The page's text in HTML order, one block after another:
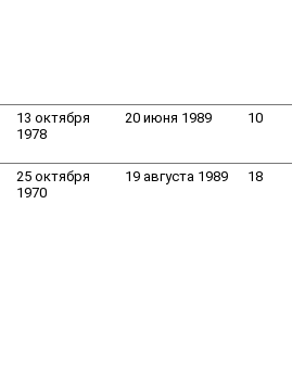
13 октября
1978
20 июня 1989 10
25 октября
1970
19 августа 1989 18